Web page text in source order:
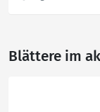
Technologie
Blättere im